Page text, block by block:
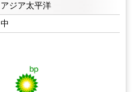
アジア太平洋
中